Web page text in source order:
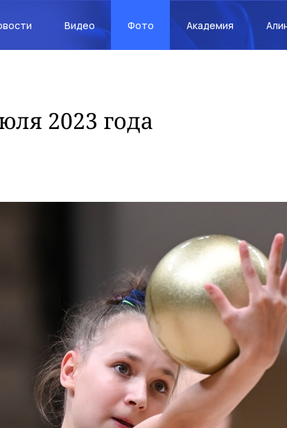
Видео Фото Академия
2023 года